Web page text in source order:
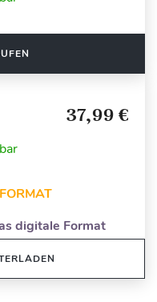
37,99 €
digitale Format